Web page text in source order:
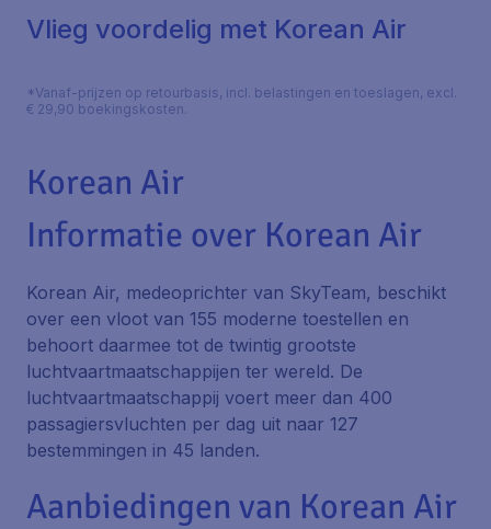
Vlieg voordelig met Korean Air
*Vanaf-prijzen op retourbasis, incl. belastingen en toeslagen, excl.
€ 29,90 boekingskosten.
Korean Air
Informatie over Korean Air
Korean Air, medeoprichter van SkyTeam, beschikt
over een vloot van 155 moderne toestellen en
behoort daarmee tot de twintig grootste
luchtvaartmaatschappijen ter wereld. De
luchtvaartmaatschappij voert meer dan 400
passagiersvluchten per dag uit naar 127
bestemmingen in 45 landen.
Aanbiedingen van Korean Air